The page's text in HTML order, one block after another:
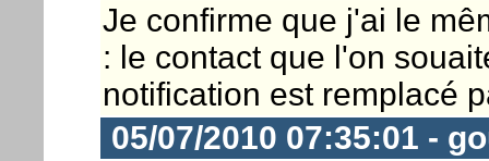
Je confirme que j'ai le
: le contact que l'on
notification est remplacé
05/07/2010 07:35:01 -